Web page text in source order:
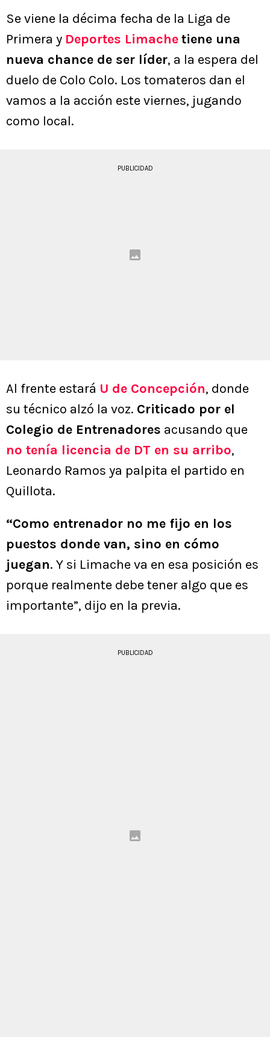
Se viene la décima fecha de la Liga de
Primera y Deportes Limachetiene una
nueva chance de ser líder, a la espera del
duelo de Colo Colo. Los tomateros dan el
vamos a la acción este viernes, jugando
como local.
PUBLICIDAD
Al frente estará U de Concepción, donde
su técnico alzó la voz. Criticado por el
Colegio de Entrenadores acusando que
no tenía licencia de DT en su arribo,
Leonardo Ramos ya palpita el partido en
Quillota.
“Como entrenador no me fijo en los
puestos donde van, sino en cómo
juegan. Y si Limache va en esa posición es
porque realmente debe tener algo que es
importante”, dijo en la previa.
PUBLICIDAD